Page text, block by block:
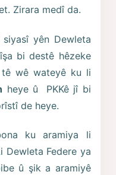
Zirara medî da.
yên Dewleta
bi destê hêzeke
wê wateyê ku li
heye û PKKê jî bi
de heye.
ku aramiya li
Dewleta Federe ya
û şik a aramiyê